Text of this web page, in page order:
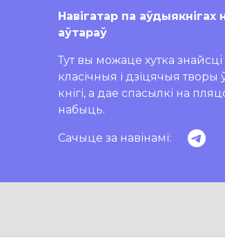
Навігатар па аўдыякнігах
аўтараў
Тут вы можаце хутка знайсці
класічныя і дзіцячыя
кнігі, а дае спасылкі на
набыць.
Сачыце за навінамі: